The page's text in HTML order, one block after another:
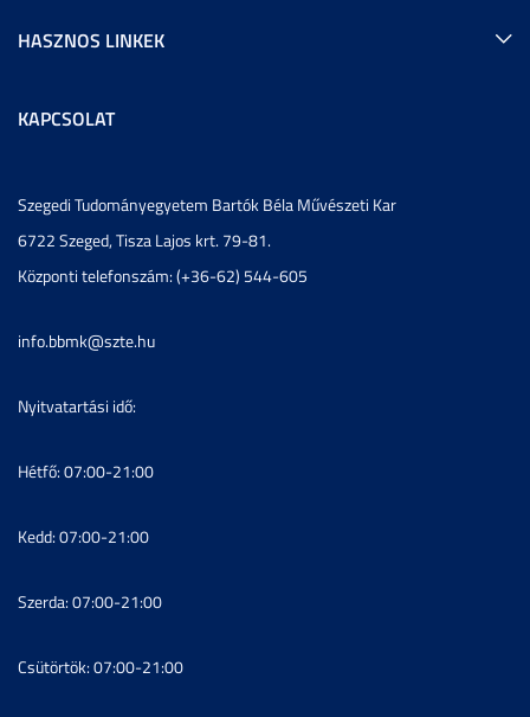
HASZNOS LINKEK
KAPCSOLAT
Szegedi Tudományegyetem Bartók Béla Művészeti Kar
6722 Szeged, Tisza Lajos krt. 79-81.
Központi telefonszám: (+36-62) 544-605
info.bbmk@szte.hu
Nyitvatartási idő:
Hétfő: 07:00-21:00
Kedd: 07:00-21:00
Szerda: 07:00-21:00
Csütörtök: 07:00-21:00